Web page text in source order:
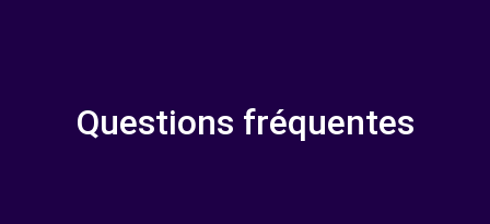
Questions fréquentes